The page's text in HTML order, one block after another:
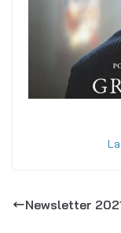
Newsletter